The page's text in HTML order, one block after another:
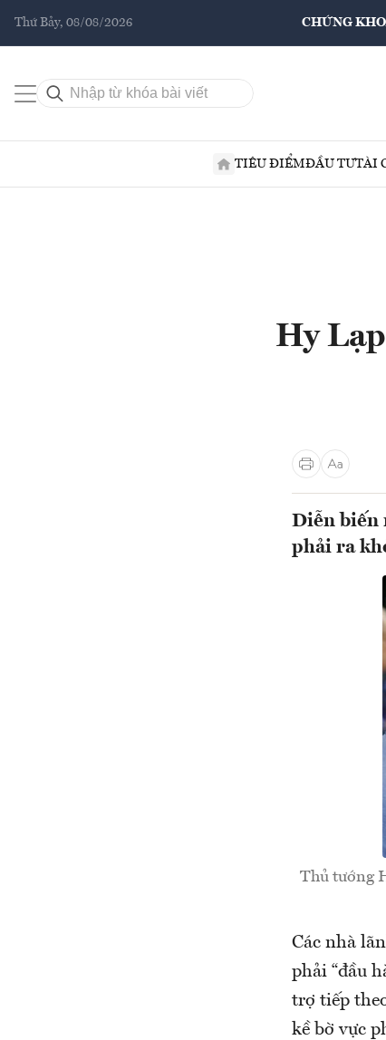
Thứ Bảy, 08/08/2026 CHỨNG
TIÊU ĐIỂMĐẦU TƯTÀI
Hy
Diễn biến
phải ra
Thủ tướng
Các nhà
phải “đầu
trợ tiếp
kề bờ vực